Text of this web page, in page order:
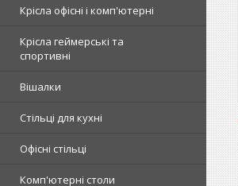
Крісла офісні і комп'ютерні
Крісла геймерські та
спортивні
Вішалки
Стільці для кухні
Офісні стільці
Комп'ютерні столи